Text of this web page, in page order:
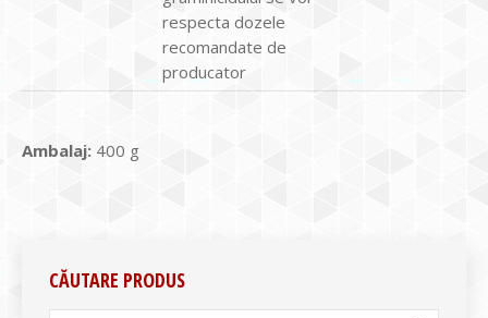
respecta dozele
recomandate de
producator
Ambalaj: 400 g
CĂUTARE PRODUS